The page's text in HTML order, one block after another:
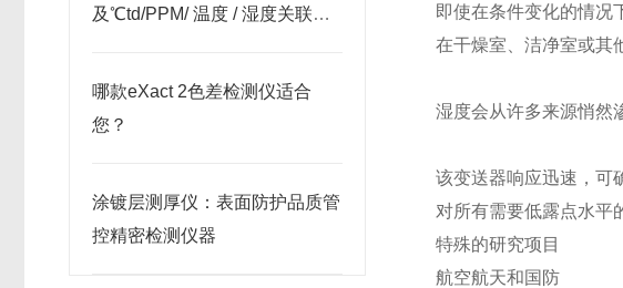
及℃td/PPM/ 温度 / 湿度关联关
哪款eXact 2色差检测仪适合
您？
涂镀层测厚仪：表面防护品质管
控精密检测仪器
即使在条件变化的情况
在干燥室、洁净室或其
湿度会从许多来源悄然
该变送器响应迅速，可
对所有需要低露点水平
特殊的研究项目
航空航天和国防